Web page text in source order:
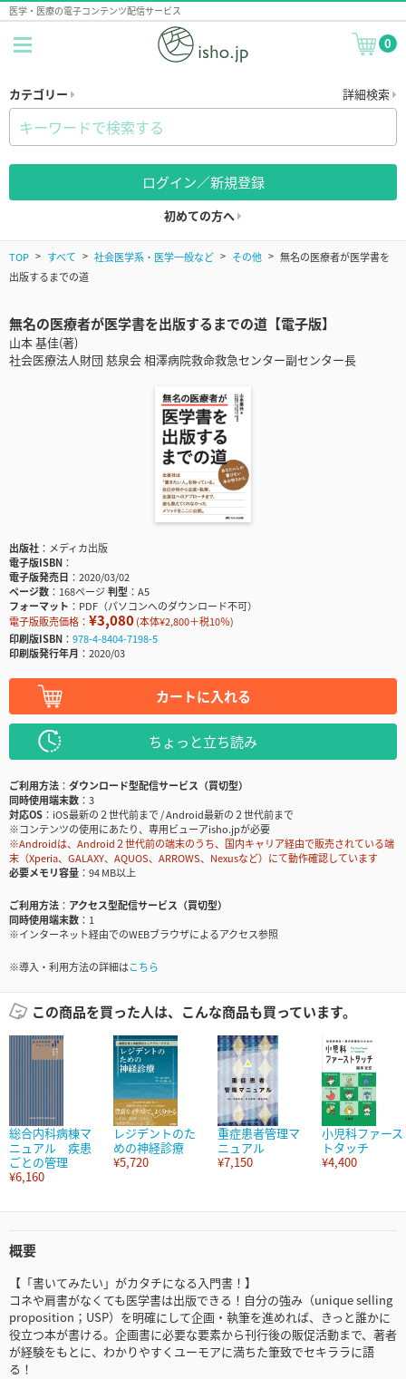
医学・医療の電子コンテンツ配信サービス
0
カテゴリー 詳細検索
ログイン／新規登録
初めての方へ
TOP すべて 社会医学系・医学一般など その他
無名の医療者が医学書を
出版するまでの道
無名の医療者が医学書を出版するまでの道【電子版】
山本 基佳(著)
社会医療法人財団 慈泉会 相澤病院救命救急センター副センター長
出版社
メディカ出版
電子版ISBN
電子版発売日
2020/03/02
ページ数
168ページ判型
A5
フォーマット
PDF（パソコンへのダウンロード不可）
電子版販売価格： ¥3,080(本体¥2,800＋税10％)
印刷版ISBN
978-4-8404-7198-5
印刷版発行年月
2020/03
カートに入れる
ちょっと立ち読み
ご利用方法
ダウンロード型配信サービス（買切型）
同時使用端末数
3
対応OS
iOS最新の２世代前まで / Android最新の２世代前まで
※コンテンツの使用にあたり、専用ビューアisho.jpが必要
※Androidは、Android２世代前の端末のうち、国内キャリア経由で販売されている端
末（Xperia、GALAXY、AQUOS、ARROWS、Nexusなど）にて動作確認しています
必要メモリ容量
94 MB以上
ご利用方法
アクセス型配信サービス（買切型）
同時使用端末数
1
※インターネット経由でのWEBブラウザによるアクセス参照
※導入・利用方法の詳細はこちら
この商品を買った人は、こんな商品も買っています。
総合内科病棟マ
ニュアル 疾患
ごとの管理
¥6,160
レジデントのた
めの神経診療
¥5,720
重症患者管理マ
ニュアル
¥7,150
小児科ファース
トタッチ
¥4,400
概要
【「書いてみたい」がカタチになる入門書！】
コネや肩書がなくても医学書は出版できる！自分の強み（unique selling
proposition；USP）を明確にして企画・執筆を進めれば、きっと誰かに
役立つ本が書ける。企画書に必要な要素から刊行後の販促活動まで、著者
が経験をもとに、わかりやすくユーモアに満ちた筆致でセキララに語
る！